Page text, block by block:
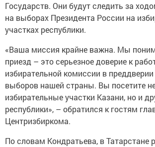
Государств. Они будут следить за
на выборах Президента России на
участках республики.
«Ваша миссия крайне важна. Мы
приезд – это серьезное доверие к
избирательной комиссии в
выборов нашей страны. Вы посетите
избирательные участки Казани, но и
республики», – обратился к гостям
Центризбиркома.
По словам Кондратьева, в Татарстане